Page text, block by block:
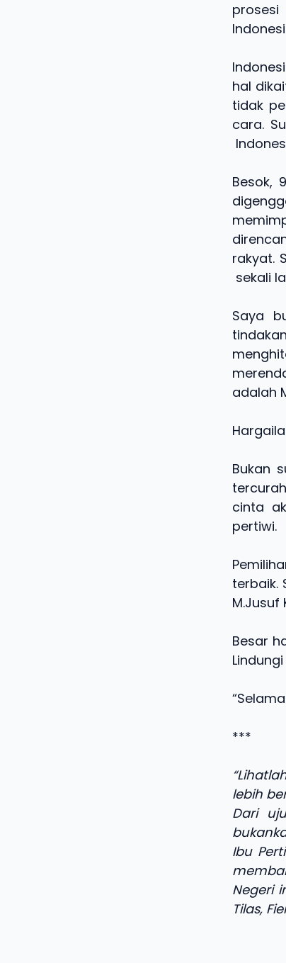
hal
tidak
cara.
Besok,
rakyat.
sekali
Saya
adalah
Bukan
cinta
pertiwi.
terbaik.
M.Jusuf
Besar
***
lebih
Dari
Ibu
Negeri
Tilas,